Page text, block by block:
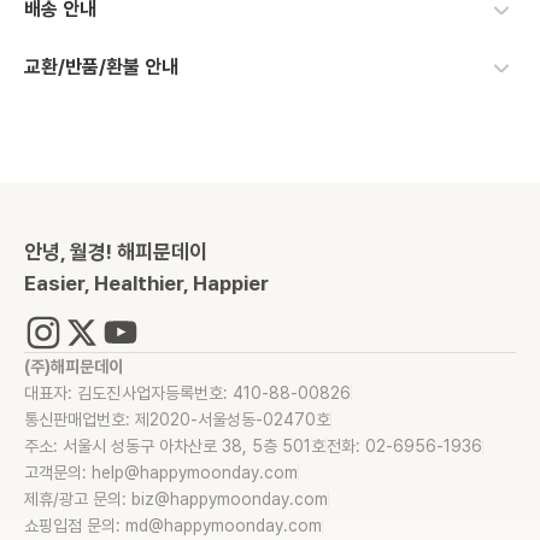
배송 안내
교환/반품/환불 안내
안녕, 월경! 해피문데이
Easier, Healthier, Happier
(주)해피문데이
대표자: 김도진사업자등록번호: 410-88-00826
통신판매업번호: 제2020-서울성동-02470호
주소: 서울시 성동구 아차산로 38, 5층 501호전화: 02-6956-1936
고객문의: help@happymoonday.com
제휴/광고 문의: biz@happymoonday.com
쇼핑입점 문의: md@happymoonday.com